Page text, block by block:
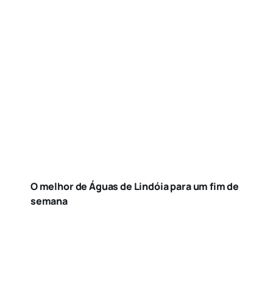
O melhor de Águas de Lindóia para um fim de
semana